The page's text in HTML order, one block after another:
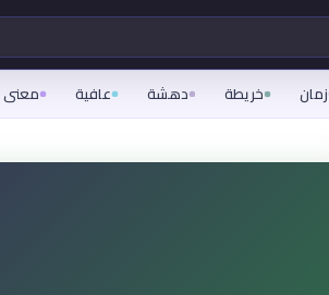
زمان خريطة دهشة عافية معنى